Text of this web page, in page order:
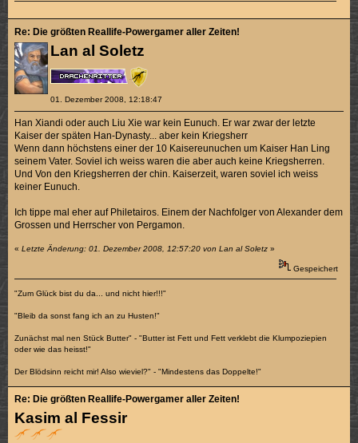
Lan al Soletz
01. Dezember 2008, 12:18:47
Re: Die größten Reallife-Powergamer aller Zeiten!
Han Xiandi oder auch Liu Xie war kein Eunuch. Er war zwar der letzte
Kaiser der späten Han-Dynasty... aber kein Kriegsherr
Wenn dann höchstens einer der 10 Kaisereunuchen um Kaiser Han Ling
seinem Vater. Soviel ich weiss waren die aber auch keine Kriegsherren.
Und Von den Kriegsherren der chin. Kaiserzeit, waren soviel ich weiss
keiner Eunuch.
Ich tippe mal eher auf Philetairos. Einem der Nachfolger von Alexander dem
Grossen und Herrscher von Pergamon.
«Letzte Änderung: 01. Dezember 2008, 12:57:20 von Lan al Soletz »
Gespeichert
"Zum Glück bist du da... und nicht hier!!!"
"Bleib da sonst fang ich an zu Husten!"
Zunächst mal nen Stück Butter" - "Butter ist Fett und Fett verklebt die Klumpoziepien
oder wie das heisst!"
Der Blödsinn reicht mir! Also wieviel?" - "Mindestens das Doppelte!"
Kasim al Fessir
Re: Die größten Reallife-Powergamer aller Zeiten!